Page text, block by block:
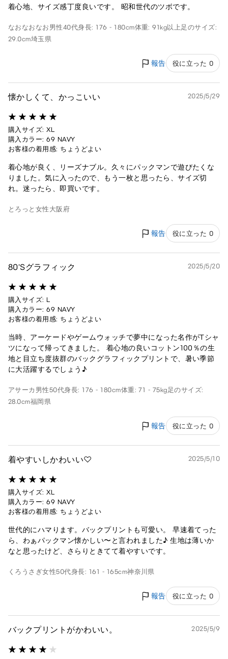
着心地、サイズ感丁度良いです。 昭和世代のツボです。
なおなおなお 男性40代身長: 176 - 180cm体重: 91kg以上足のサイズ:
29.0cm埼玉県
報告 役に立った 0
懐かしくて、かっこいい 2025/5/29
購入サイズ: XL
購入カラー: 69 NAVY
お客様の着用感: ちょうどよい
着心地が良く、リーズナブル。久々にパックマンで遊びたくな
りました。気に入ったので、もう一枚と思ったら、サイズ切
れ。迷ったら、即買いです。
とろっと 女性 大阪府
報告 役に立った 0
80'Sグラフィック 2025/5/20
購入サイズ: L
購入カラー: 69 NAVY
お客様の着用感: ちょうどよい
当時、アーケードやゲームウォッチで夢中になった名作がTシャ
ツになって帰ってきました。 着心地の良いコットン100％の生
地と目立ち度抜群のバックグラフィックプリントで、暑い季節
に大活躍するでしょう♪
アサーカ 男性50代身長: 176 - 180cm体重: 71 - 75kg足のサイズ:
28.0cm福岡県
報告 役に立った 0
着やすいしかわいい♡ 2025/5/10
購入サイズ: XL
購入カラー: 69 NAVY
お客様の着用感: ちょうどよい
世代的にハマります。バックプリントも可愛い。 早速着てった
ら、わぁパックマン懐かしい〜と言われました♪ 生地は薄いか
なと思ったけど、さらりときてて着やすいです。
くろうさぎ女性50代身長: 161 - 165cm神奈川県
報告 役に立った 0
バックプリントがかわいい。 2025/5/9